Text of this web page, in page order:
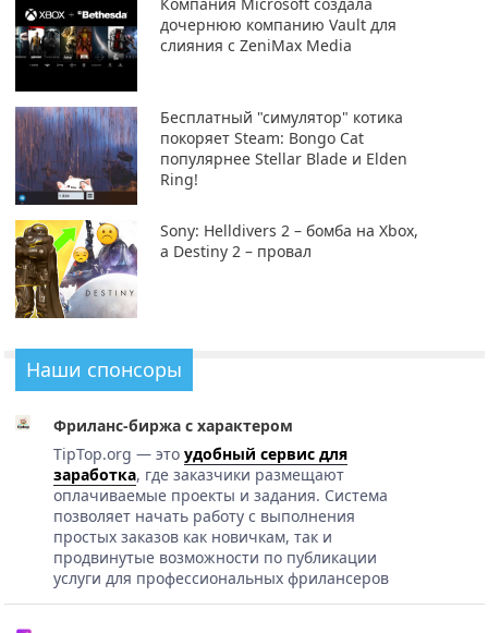
дочернюю компанию Vault для
слияния с ZeniMax Media
Бесплатный "симулятор" котика
покоряет Steam: Bongo Cat
популярнее Stellar Blade и Elden
Ring!
Sony: Helldivers 2 – бомба на Xbox,
а Destiny 2 – провал
Наши спонсоры
Фриланс-биржа с характером
TipTop.org — это удобный сервис для
заработка, где заказчики размещают
оплачиваемые проекты и задания. Система
позволяет начать работу с выполнения
простых заказов как новичкам, так и
продвинутые возможности по публикации
услуги для профессиональных фрилансеров